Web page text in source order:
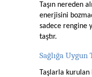
Taşın nereden
enerjisini
sadece rengine
taştır.
Sağlığa Uygun
Taşlarla kurulan